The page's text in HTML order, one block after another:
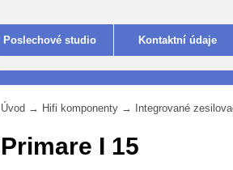
Poslechové studio Kontaktní údaje
Úvod → Hifi komponenty → Integrované
Primare I 15